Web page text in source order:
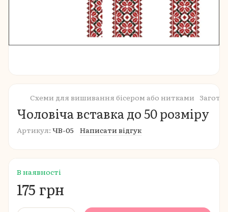
Схеми для вишивання бісером або нитками
Чоловіча вставка до 50 розміру
Артикул: ЧВ-05 Написати відгук
В наявності
175 грн